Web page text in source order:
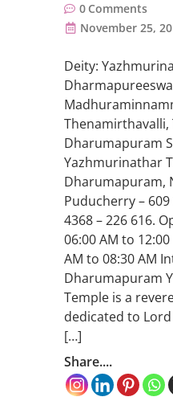
0 Comments
November 25,
Deity:
Thenamirthavalli,
Dharumapuram
Yazhmurinathar
Dharumapuram,
Puducherry – 609
4368 – 226 616.
06:00 AM to
AM to 08:30 AM
Dharumapuram
Temple is a
dedicated to
[…]
Share....